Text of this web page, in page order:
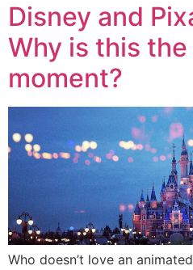
Disney and
Why is this
moment?
Who doesn’t love an